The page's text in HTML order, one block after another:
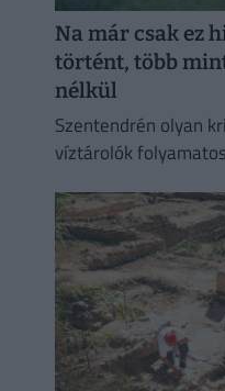
Na már csak ez
történt, több
nélkül
Szentendrén olyan
víztárolók